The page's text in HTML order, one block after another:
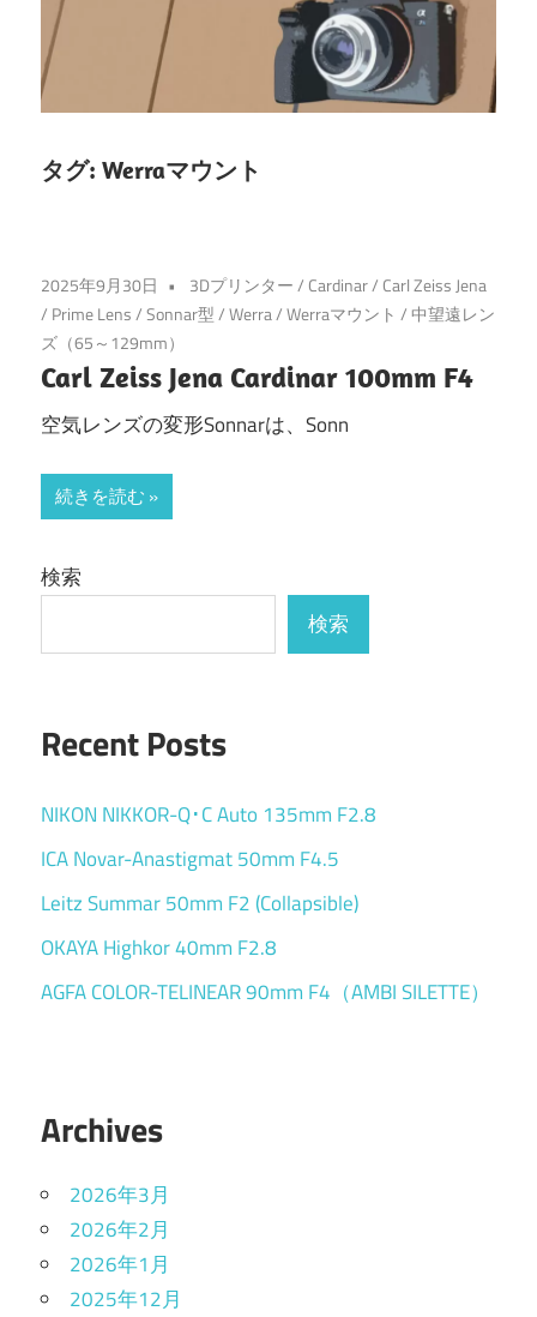
タグ: Werraマウント
2025年9月30日 3Dプリンター/ Cardinar/ Carl Zeiss Jena
/ Prime Lens/Sonnar型/Werra/Werraマウント /中望遠レン
ズ（65～129mm）
Carl Zeiss Jena Cardinar 100mm F4
空気レンズの変形Sonnarは、Sonn
続きを読む
検索
検索
Recent Posts
NIKON NIKKOR-Q･C Auto 135mm F2.8
ICA Novar-Anastigmat 50mm F4.5
Leitz Summar 50mm F2 (Collapsible)
OKAYA Highkor 40mm F2.8
AGFA COLOR-TELINEAR 90mm F4（AMBI SILETTE）
Archives
2026年3月
2026年2月
2026年1月
2025年12月